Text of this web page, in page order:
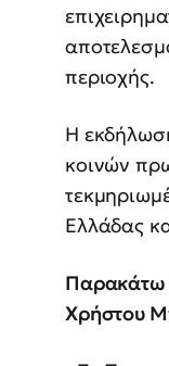
περιοχής.
Η
κοινών
Ελλάδας
Παρακάτω
Χρήστου